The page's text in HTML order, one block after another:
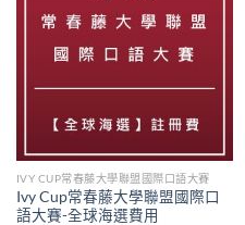
IVY CUP常春藤大學聯盟國際口語大賽
Ivy Cup常春藤大學聯盟國際口
語大賽-全球海選費用